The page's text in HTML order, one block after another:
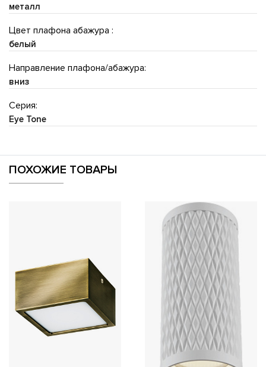
металл
Цвет плафона абажура :
белый
Направление плафона/абажура:
вниз
Серия:
Eye Tone
ПОХОЖИЕ ТОВАРЫ